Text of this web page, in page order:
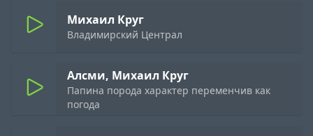
Михаил Круг
Владимирский Централ
Алсми, Михаил Круг
Папина порода характер переменчив как
погода